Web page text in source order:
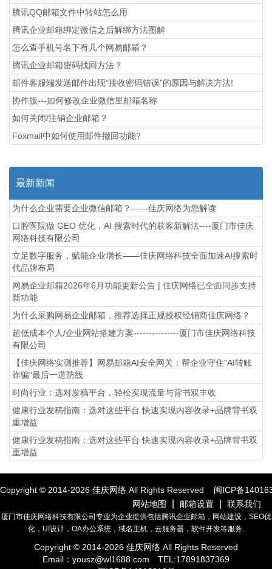
腾讯QQ邮箱文件中转站怎么用
腾讯企业邮箱绑定微信之后解绑方法图解
怎么查手机号名下有几个网易邮箱？
腾讯企业邮箱密码找回方法？
邮件客服端发送邮件出现“接收密码错误”的原因与解决方法!
协作版---如何修改企业微信里邮箱名称
如何关闭/注销企业邮箱？
Foxmail中如何使用邮件撤回功能?
最新新闻
为什么企业需要企业微信邮箱？——佳庆网络为您解读
口腔医院做 GEO 优化，AI 搜索时代的获客新解法----厦门市佳庆
网络科技有限公司
立足数字服务，赋能企业增长——佳庆网络科技全面加速AI搜索时
代品牌布局
网易企业邮箱2026年6月功能更新公告 | 佳庆网络已全面同步支持
新功能
为什么采购网易企业邮箱，推荐选择正规授权经销商佳庆网络？
超低成本个人/企业网站搭建方案---------------厦门市佳庆网络科技
有限公司
【佳庆网络实测推荐】网易邮箱AI安全网关：帮企业守住"AI转账
诈骗"最后一道防线
时尚行业：选对发稿平台，轻松实现流量与背书双丰收
健康行业发稿指南：选对这些平台 快速实现内容收录+品牌背书双
重增益
健康行业发稿指南：选对这些平台 快速实现内容收录+品牌背书双
重增益
Copyright © 2014-2026 佳庆网络 All Rights Reserved 闽ICP备
网站地图
邮箱设置 联系我们
厦门市佳庆网络科技有限公司专业为企业提供包括腾讯企业邮箱，网站建设，SEO优
化，UI设计，OA办公系统，域名主机，云服务器，软件开发等服务.
Copyright © 2014-2026 佳庆网络 All Rights Reserved
Email： yousz@wl1688.com
TEL:17891837369